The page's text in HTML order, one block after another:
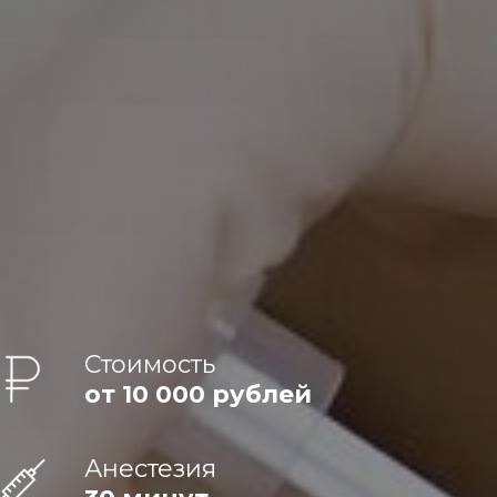
Стоимость
от 10 000 рублей
Анестезия